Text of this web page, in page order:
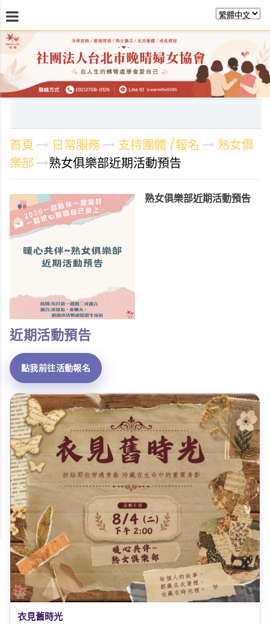
最新消息 關於晚晴 日常服務 課程活動
首頁 日常服務 支持團體 /報名
熟女俱
樂部
熟女俱樂部近期活動預告
熟女俱樂部近期活動預告
近期活動預告
點我前往活動報名
衣見舊時光